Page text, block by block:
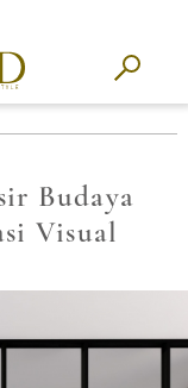
Budaya
Visual